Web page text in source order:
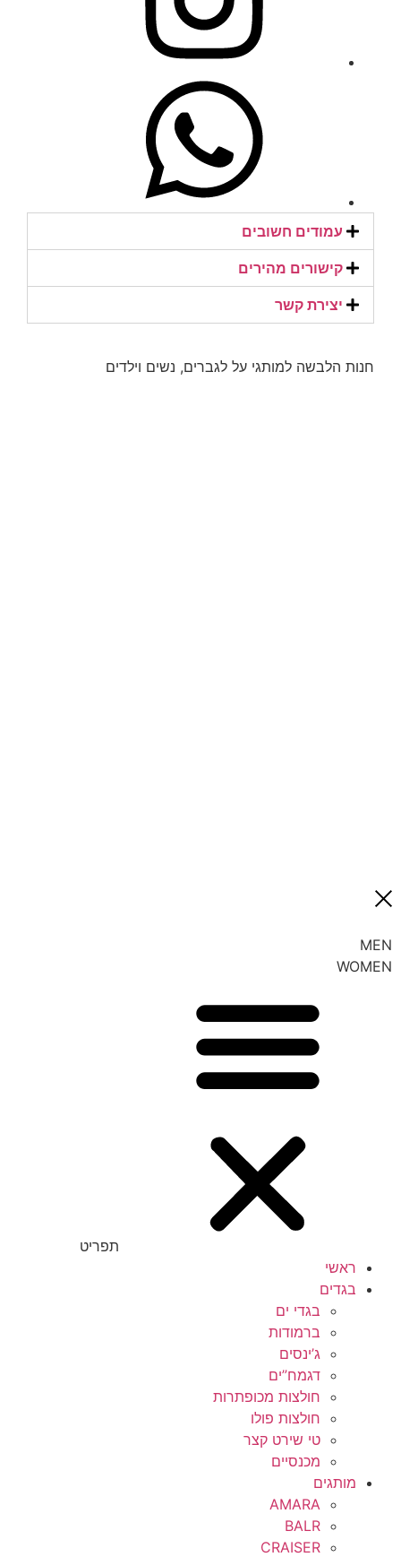
עמודים חשובים
קישורים מהירים​
יצירת קשר​
חנות הלבשה למותגי על לגברים, נשים וילדים
MEN
WOMEN
תפריט
ראשי
בגדים
בגדי ים
ברמודות
ג’ינסים
דגמח”ים
חולצות מכופתרות
חולצות פולו
טי שירט קצר
מכנסיים
מותגים
AMARA
BALR
CRAISER